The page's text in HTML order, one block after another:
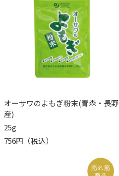
オーサワのよもぎ粉末(青森・長野
産)
25g
756円（税込）